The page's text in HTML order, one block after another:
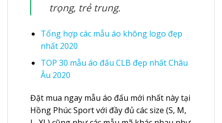
trọng, trẻ trung.
Tổng hợp các mẫu áo không logo đẹp
nhất 2020
TOP 30 mẫu áo đấu CLB đẹp nhất Châu
Âu 2020
Đặt mua ngay mẫu áo đấu mới nhất này tại
Hồng Phúc Sport với đầy đủ các size (S, M,